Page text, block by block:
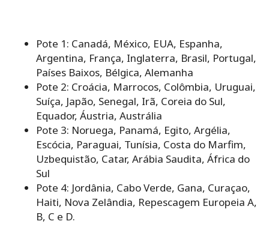
Pote 1: Canadá, México, EUA, Espanha,
Argentina, França, Inglaterra, Brasil, Portugal,
Países Baixos, Bélgica, Alemanha
Pote 2: Croácia, Marrocos, Colômbia, Uruguai,
Suíça, Japão, Senegal, Irã, Coreia do Sul,
Equador, Áustria, Austrália
Pote 3: Noruega, Panamá, Egito, Argélia,
Escócia, Paraguai, Tunísia, Costa do Marfim,
Uzbequistão, Catar, Arábia Saudita, África do
Sul
Pote 4: Jordânia, Cabo Verde, Gana, Curaçao,
Haiti, Nova Zelândia, Repescagem Europeia A,
B, C e D.